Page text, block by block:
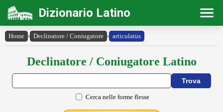
Dizionario Latino
Home › Declinatore / Coniugatore › articulatus
Declinatore / Coniugatore Latino
Cerca nelle forme flesse